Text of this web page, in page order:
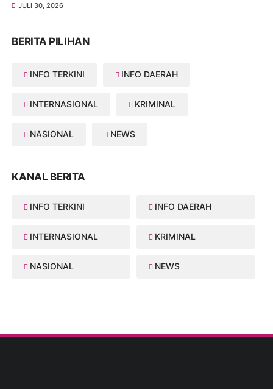
JULI 30, 2026
BERITA PILIHAN
INFO TERKINI INFO DAERAH
INTERNASIONAL KRIMINAL
NASIONAL NEWS
KANAL BERITA
INFO TERKINI INFO DAERAH
INTERNASIONAL KRIMINAL
NASIONAL NEWS